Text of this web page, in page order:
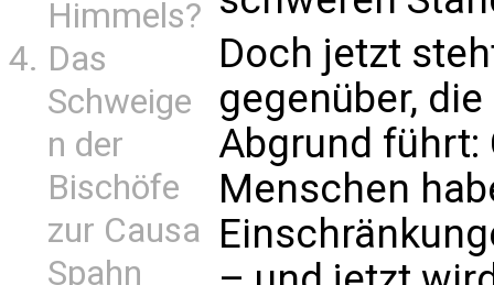
Himmels?
Das
Schweige
n der
Bischöfe
zur Causa
Spahn
Doch jetzt
gegenüber,
Abgrund führt:
Menschen